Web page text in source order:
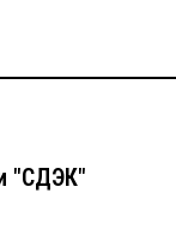
"СДЭК"